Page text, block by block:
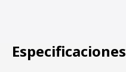
Especificaciones